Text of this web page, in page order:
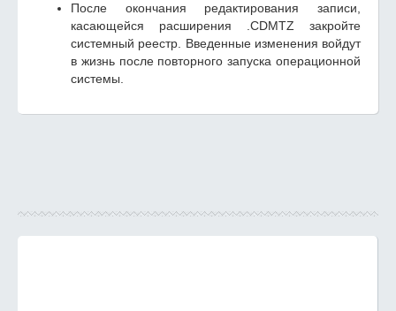
После окончания редактирования записи,
касающейся расширения .CDMTZ закройте
системный реестр. Введенные изменения войдут
в жизнь после повторного запуска операционной
системы.